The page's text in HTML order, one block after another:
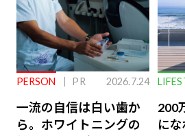
PERSON PR 2026.7.24
一流の自信は白い歯か
ら。ホワイトニングの
200
に